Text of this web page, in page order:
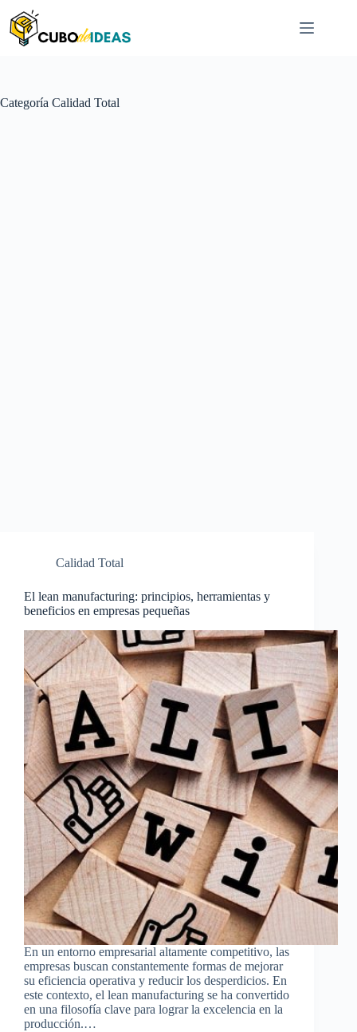
contenido
Categoría Calidad Total
Calidad Total
El lean manufacturing: principios, herramientas y
beneficios en empresas pequeñas
En un entorno empresarial altamente competitivo, las
empresas buscan constantemente formas de mejorar
su eficiencia operativa y reducir los desperdicios. En
este contexto, el lean manufacturing se ha convertido
en una filosofía clave para lograr la excelencia en la
producción.…